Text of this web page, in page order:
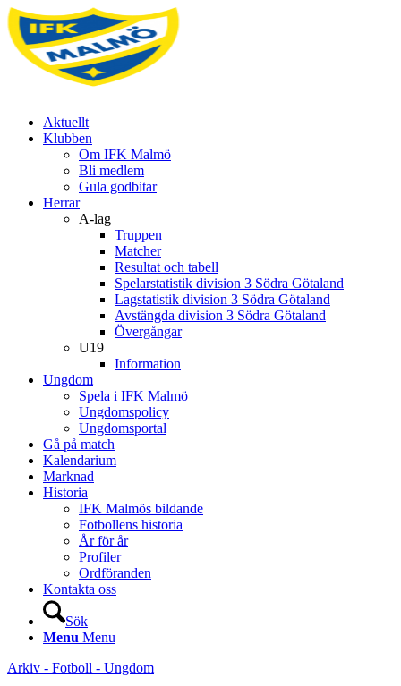
Aktuellt
Klubben
Om IFK Malmö
Bli medlem
Gula godbitar
Herrar
A-lag
Truppen
Matcher
Resultat och tabell
Spelarstatistik division 3 Södra Götaland
Lagstatistik division 3 Södra Götaland
Avstängda division 3 Södra Götaland
Övergångar
U19
Information
Ungdom
Spela i IFK Malmö
Ungdomspolicy
Ungdomsportal
Gå på match
Kalendarium
Marknad
Historia
IFK Malmös bildande
Fotbollens historia
År för år
Profiler
Ordföranden
Kontakta oss
Sök
Menu Menu
Arkiv - Fotboll - Ungdom